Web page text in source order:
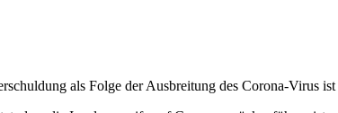
als Folge der Ausbreitung des Corona-Virus ist